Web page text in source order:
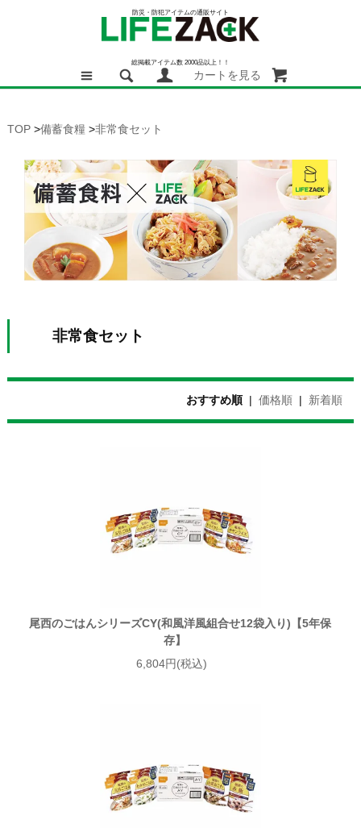
防災・防犯アイテムの通販サイト
総掲載アイテム数 2000品以上！！
カートを見る
TOP >備蓄食糧 >非常食セット
非常食セット
おすすめ順|価格順 | 新着順
尾西のごはんシリーズCY(和風洋風組合せ12袋入り)【5年保
存】
6,804円(税込)